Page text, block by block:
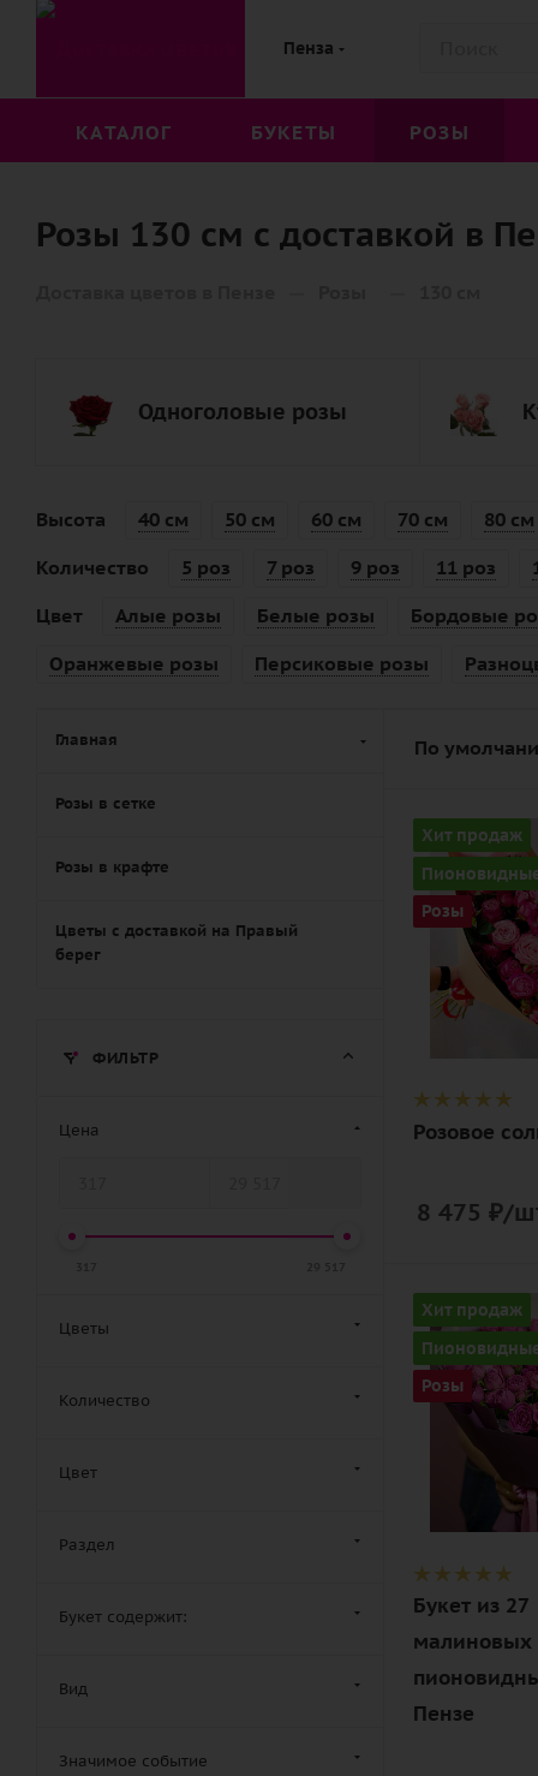
Пенза
КАТАЛОГ БУКЕТЫ РОЗЫ
Розы 130 см с доставкой в
Одноголовые розы
Высота 40 см 50 см 60 см 70 см 80 см
Количество
5 роз 7 роз 9 роз 11 роз
Цвет
Алые розы Белые розы Бордовые
Оранжевые розы
Персиковые розы
По
Хит продаж
Розы
Количество
15
Цвет
розовый
Описание
роза
упаковка
Розовое
8 475 ₽/
Хит продаж
Розы
Количество
27
Цвет
малиновый
Описание
лента,
упаковка
Букет из 27
малиновых
Пензе
Главная
Розы в сетке
Розы в крафте
Цветы с доставкой на Правый
берег
ФИЛЬТР
Цена
Цветы
Количество
Цвет
Раздел
Букет содержит:
Вид
Значимое событие